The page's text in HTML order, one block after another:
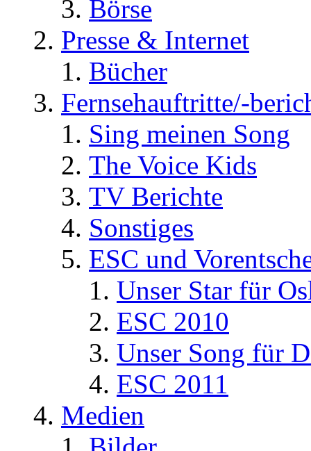
Börse
Presse & Internet
Bücher
Fernsehauftritte/-
Sing meinen Song
The Voice Kids
TV Berichte
Sonstiges
ESC und
Unser Star für
ESC 2010
Unser Song für
ESC 2011
Medien